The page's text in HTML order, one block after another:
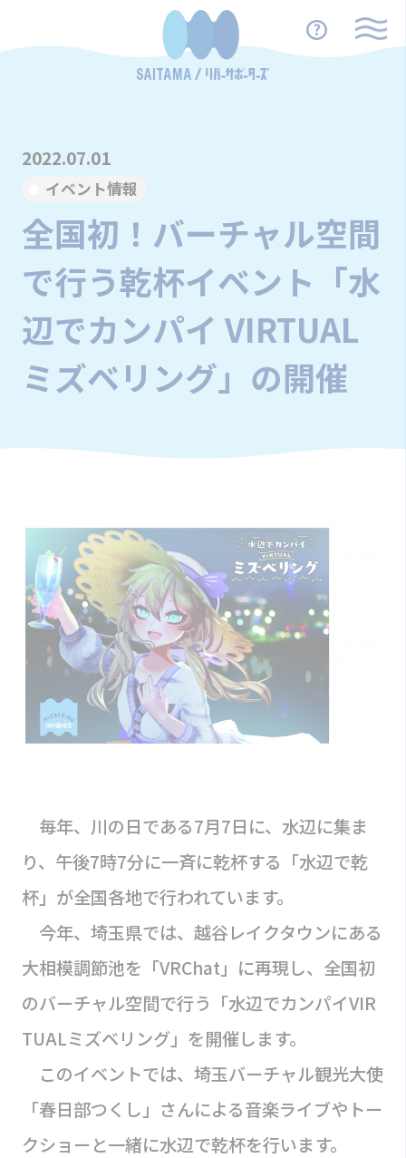
2022.07.01
イベント情報
全国初！バーチャル空間
で行う乾杯イベント「水
辺でカンパイ VIRTUAL
ミズベリング」の開催
毎年、川の日である7月7日に、水辺に集ま
り、午後7時7分に一斉に乾杯する「水辺で乾
杯」が全国各地で行われています。
今年、埼玉県では、越谷レイクタウンにある
大相模調節池を「VRChat」に再現し、全国初
のバーチャル空間で行う「水辺でカンパイVIR
TUALミズベリング」を開催します。
このイベントでは、埼玉バーチャル観光大使
「春日部つくし」さんによる音楽ライブやトー
クショーと一緒に水辺で乾杯を行います。